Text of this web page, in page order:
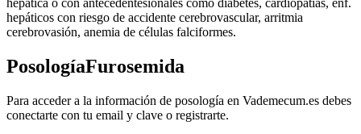
hepática o con antecedentesionales como diabetes, cardiopatías, enf.
hepáticos con riesgo de accidente cerebrovascular, arritmia
cerebrovasión, anemia de células falciformes.
PosologíaFurosemida
Para acceder a la información de posología en Vademecum.es debes
conectarte con tu email y clave o registrarte.